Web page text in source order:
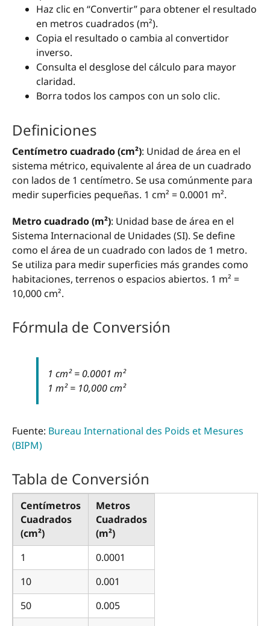
Haz clic en “Convertir” para obtener el resultado
en metros cuadrados (m²).
Copia el resultado o cambia al convertidor
inverso.
Consulta el desglose del cálculo para mayor
claridad.
Borra todos los campos con un solo clic.
Definiciones
Centímetro cuadrado (cm²): Unidad de área en el
sistema métrico, equivalente al área de un cuadrado
con lados de 1 centímetro. Se usa comúnmente para
medir superficies pequeñas. 1 cm² = 0.0001 m².
Metro cuadrado (m²): Unidad base de área en el
Sistema Internacional de Unidades (SI). Se define
como el área de un cuadrado con lados de 1 metro.
Se utiliza para medir superficies más grandes como
habitaciones, terrenos o espacios abiertos. 1 m² =
10,000 cm².
Fórmula de Conversión
1 cm² = 0.0001 m²
1 m² = 10,000 cm²
Fuente: Bureau International des Poids et Mesures
(BIPM)
Tabla de Conversión
Centímetros
Cuadrados
(cm²)
Metros
Cuadrados
(m²)
1
0.0001
10
0.001
50
0.005